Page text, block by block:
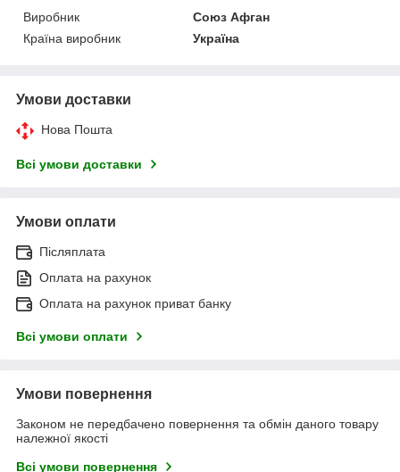
Виробник
Союз Афган
Країна виробник
Україна
Умови доставки
Нова Пошта
Всі умови доставки
Умови оплати
Післяплата
Оплата на рахунок
Оплата на рахунок приват банку
Всі умови оплати
Умови повернення
Законом не передбачено повернення та обмін даного товару
належної якості
Всі умови повернення